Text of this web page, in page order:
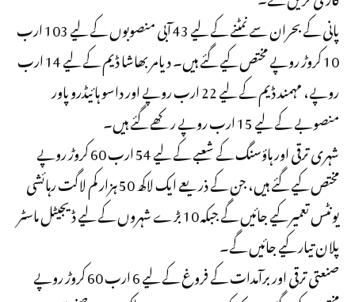
پانی کے بحران سے نمٹنے کے لیے 43 آبی منصوبوں کے لیے 103 ارب
10 کروڑ روپے مختص کیے گئے ہیں۔ دیامر بھاشا ڈیم کے لیے 14 ارب
روپے، مہمند ڈیم کے لیے 22 ارب روپے اور داسو ہائیڈرو پاور
منصوبے کے لیے 15 ارب روپے رکھے گئے ہیں۔
شہری ترقی اور ہاؤسنگ کے شعبے کے لیے 54 ارب 60 کروڑ روپے
مختص کیے گئے ہیں، جن کے ذریعے ایک لاکھ 50 ہزار کم لاگت رہائشی
یونٹس تعمیر کیے جائیں گے جبکہ 10 بڑے شہروں کے لیے ڈیجیٹل ماسٹر
پلان تیار کیے جائیں گے۔
صنعتی ترقی اور برآمدات کے فروغ کے لیے 6 ارب 60 کروڑ روپے